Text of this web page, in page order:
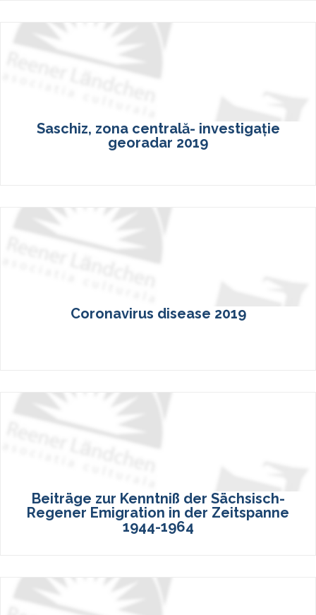
Saschiz, zona centrală- investigație
georadar 2019
Coronavirus disease 2019
Beiträge zur Kenntniß der Sächsisch-
Regener Emigration in der Zeitspanne
1944-1964